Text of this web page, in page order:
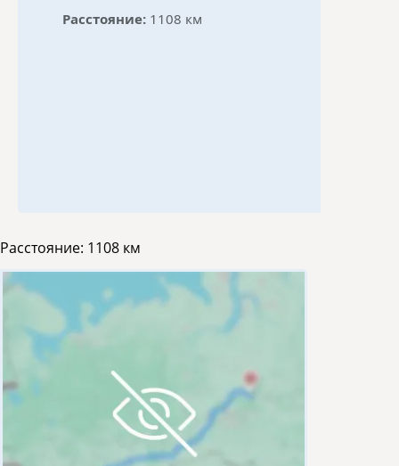
Расстояние: 1108 км
Расстояние: 1108 км